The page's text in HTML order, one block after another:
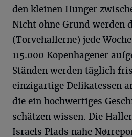
den kleinen Hunger
Nicht ohne Grund werden
(Torvehallerne) jede
115.000 Kopenhagener
Ständen werden täglich
einzigartige Delikatessen
die ein hochwertiges
schätzen wissen. Die
Israels Plads nahe